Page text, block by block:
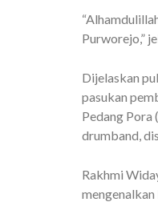
Purworejo,”
Dijelaskan
pasukan
Pedang Pora
drumband,
Rakhmi